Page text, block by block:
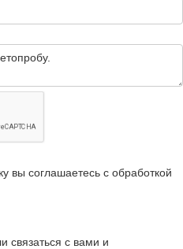
вы соглашаетесь с обработкой
связаться с вами и